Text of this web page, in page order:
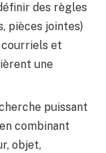
des règles
pièces jointes)
et
une
puissant
combinant
objet,